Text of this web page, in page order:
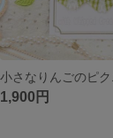
1,900円